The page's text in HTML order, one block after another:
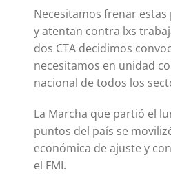
Necesitamos frenar
y atentan contra lxs
dos CTA decidimos
necesitamos en unidad
nacional de todos los
La Marcha que partió el
puntos del país se
económica de ajuste y
el FMI.